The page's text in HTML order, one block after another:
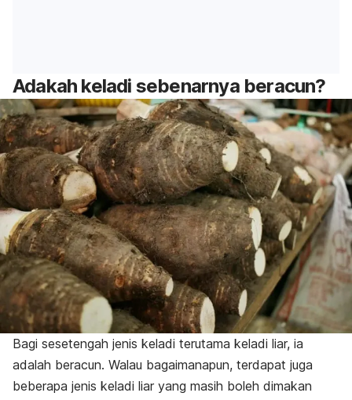
Adakah keladi sebenarnya beracun?
Bagi sesetengah jenis keladi terutama keladi liar, ia
adalah beracun. Walau bagaimanapun, terdapat juga
beberapa jenis keladi liar yang masih boleh dimakan